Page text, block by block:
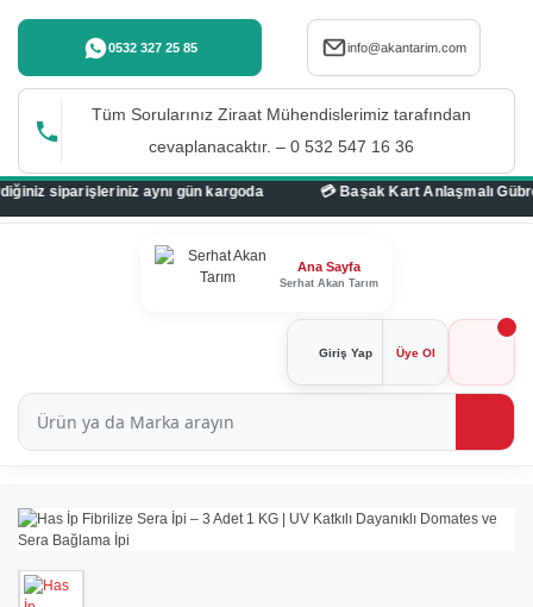
0532 327 25 85 info@akantarim.com
Tüm Sorularınız Ziraat Mühendislerimiz tarafından
cevaplanacaktır. – 0 532 547 16 36
aynı gün kargoda
Ana Sayfa
Serhat Akan Tarım
Giriş Yap Üye Ol